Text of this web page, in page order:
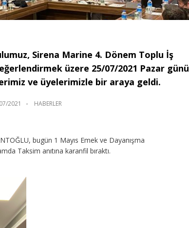
Sirena Marine 4. Dönem Toplu İş
üzere 25/07/2021 Pazar günü
ve üyelerimizle bir araya geldi.
2021 HABERLER
bugün 1 Mayıs Emek ve Dayanışma
Taksim anıtına karanfil bıraktı.